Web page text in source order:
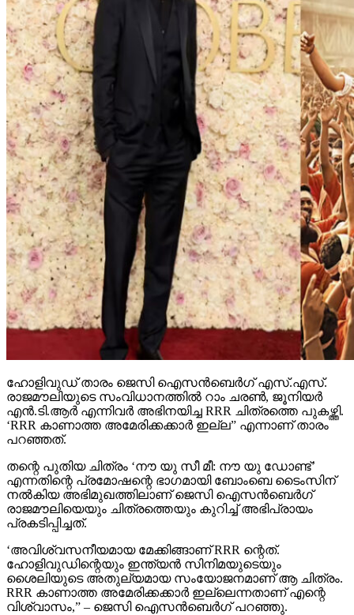
ഹോളിവുഡ് താരം ജെസി ഐസന്‍ബെര്‍ഗ് എസ്.എസ്.
രാജമൗലിയുടെ സംവിധാനത്തില്‍ റാം ചരണ്‍, ജൂനിയര്‍
എന്‍.ടി.ആര്‍ എന്നിവര്‍ അഭിനയിച്ച RRR ചിത്രത്തെ പുകഴ്ത്തി.
‘RRR കാണാത്ത അമേരിക്കക്കാര്‍ ഇല്ല” എന്നാണ് താരം
പറഞ്ഞത്.
തന്റെ പുതിയ ചിത്രം ‘നൗ യു സീ മീ: നൗ യു ഡോണ്ട്’
എന്നതിന്റെ പ്രമോഷന്റെ ഭാഗമായി ബോംബെ ടൈംസിന്
നല്‍കിയ അഭിമുഖത്തിലാണ് ജെസി ഐസന്‍ബെര്‍ഗ്
രാജമൗലിയെയും ചിത്രത്തെയും കുറിച്ച് അഭിപ്രായം
പ്രകടിപ്പിച്ചത്.
‘അവിശ്വസനീയമായ മേക്കിങ്ങാണ് RRR ന്റെത്.
ഹോളിവുഡിന്റെയും ഇന്ത്യന്‍ സിനിമയുടെയും
ശൈലിയുടെ അതുല്യമായ സംയോജനമാണ് ആ ചിത്രം.
RRR കാണാത്ത അമേരിക്കക്കാര്‍ ഇല്ലെന്നതാണ് എന്റെ
വിശ്വാസം,” – ജെസി ഐസന്‍ബെര്‍ഗ് പറഞ്ഞു.